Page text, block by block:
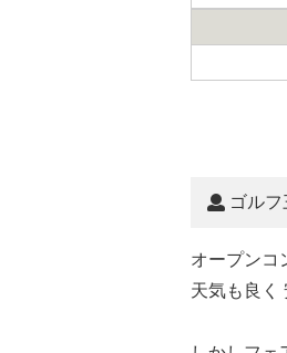
ゴル
オープンコ
天気も良く